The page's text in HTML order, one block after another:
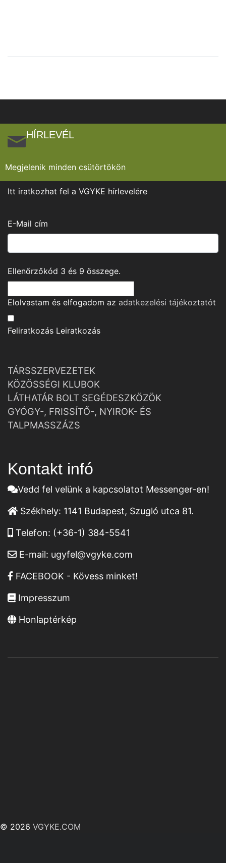
HÍRLEVÉL
Megjelenik minden csütörtökön
Itt iratkozhat fel a VGYKE hírlevelére
E-Mail cím
Ellenőrzőkód 3 és 9 összege.
Elolvastam és elfogadom az adatkezelési tájékoztatót
Feliratkozás Leiratkozás
TÁRSSZERVEZETEK
KÖZÖSSÉGI KLUBOK
LÁTHATÁR BOLT SEGÉDESZKÖZÖK
GYÓGY-, FRISSÍTŐ-, NYIROK- ÉS
TALPMASSZÁZS
Kontakt infó
Vedd fel velünk a kapcsolatot Messenger-en!
Székhely: 1141 Budapest, Szugló utca 81.
Telefon: (+36-1) 384-5541
E-mail: ugyfel@vgyke.com
FACEBOOK - Kövess minket!
Impresszum
Honlaptérkép
© 2026 VGYKE.COM